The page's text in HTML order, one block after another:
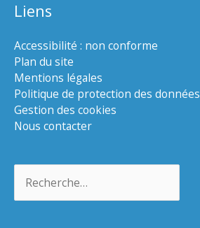
Liens
Accessibilité : non conforme
Plan du site
Mentions légales
Politique de protection des données
Gestion des cookies
Nous contacter